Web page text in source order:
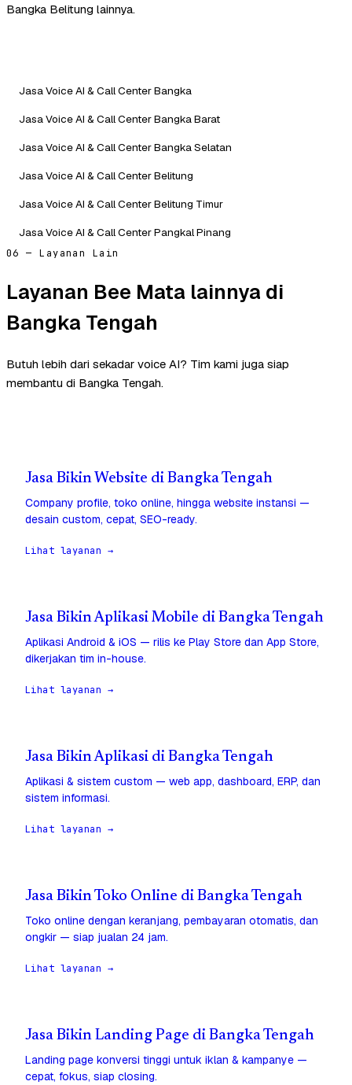
Bangka Belitung lainnya.
Jasa Voice AI & Call Center Bangka
Jasa Voice AI & Call Center Bangka Barat
Jasa Voice AI & Call Center Bangka Selatan
Jasa Voice AI & Call Center Belitung
Jasa Voice AI & Call Center Belitung Timur
Jasa Voice AI & Call Center Pangkal Pinang
06 — Layanan Lain
Layanan Bee Mata lainnya di
Bangka Tengah
Butuh lebih dari sekadar voice AI? Tim kami juga siap
membantu di Bangka Tengah.
Jasa Bikin Website di Bangka Tengah
Company profile, toko online, hingga website instansi —
desain custom, cepat, SEO-ready.
Lihat layanan →
Jasa Bikin Aplikasi Mobile di Bangka Tengah
Aplikasi Android & iOS — rilis ke Play Store dan App Store,
dikerjakan tim in-house.
Lihat layanan →
Jasa Bikin Aplikasi di Bangka Tengah
Aplikasi & sistem custom — web app, dashboard, ERP, dan
sistem informasi.
Lihat layanan →
Jasa Bikin Toko Online di Bangka Tengah
Toko online dengan keranjang, pembayaran otomatis, dan
ongkir — siap jualan 24 jam.
Lihat layanan →
Jasa Bikin Landing Page di Bangka Tengah
Landing page konversi tinggi untuk iklan & kampanye —
cepat, fokus, siap closing.